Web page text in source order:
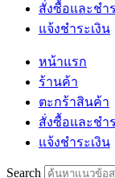
สั่งซื้อและชำ
แจ้งชำระเงิน
หน้าแรก
ร้านค้า
ตะกร้าสินค้า
สั่งซื้อและชำ
แจ้งชำระเงิน
Search